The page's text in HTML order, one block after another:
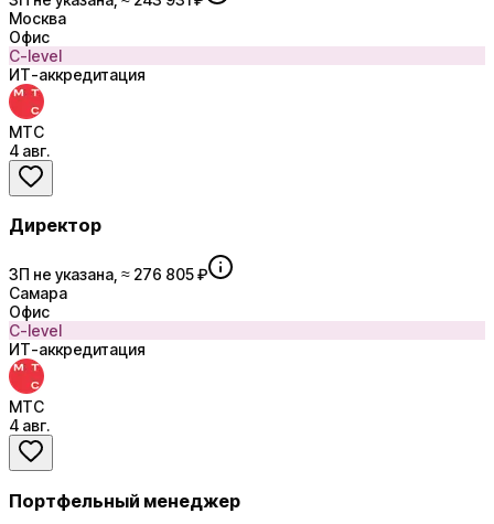
Москва
Офис
C-level
ИТ-аккредитация
МТС
4 авг.
Директор
ЗП не указана, ≈ 276 805 ₽
Самара
Офис
C-level
ИТ-аккредитация
МТС
4 авг.
Портфельный менеджер